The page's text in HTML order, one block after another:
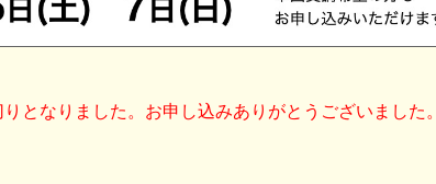
となりました。お申し込みありがとうございました。